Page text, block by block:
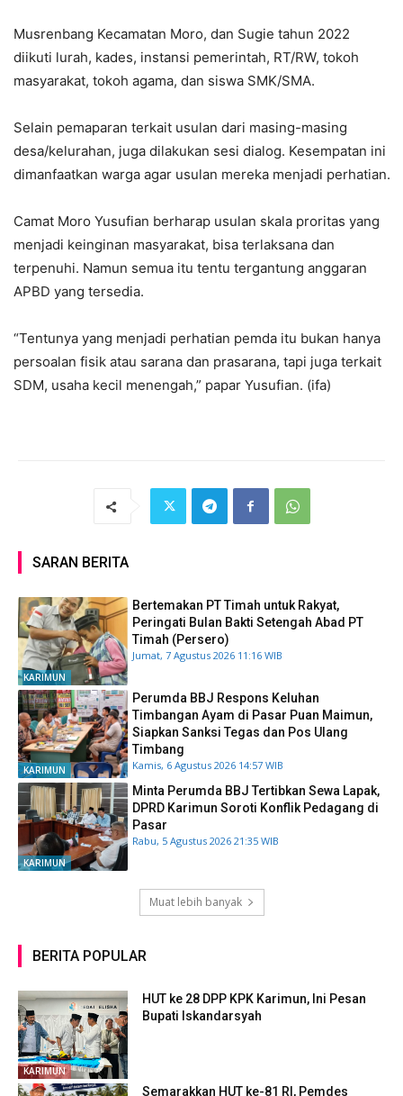
Musrenbang Kecamatan Moro, dan Sugie tahun 2022
diikuti lurah, kades, instansi pemerintah, RT/RW, tokoh
masyarakat, tokoh agama, dan siswa SMK/SMA.
Selain pemaparan terkait usulan dari masing-masing
desa/kelurahan, juga dilakukan sesi dialog. Kesempatan ini
dimanfaatkan warga agar usulan mereka menjadi perhatian.
Camat Moro Yusufian berharap usulan skala proritas yang
menjadi keinginan masyarakat, bisa terlaksana dan
terpenuhi. Namun semua itu tentu tergantung anggaran
APBD yang tersedia.
“Tentunya yang menjadi perhatian pemda itu bukan hanya
persoalan fisik atau sarana dan prasarana, tapi juga terkait
SDM, usaha kecil menengah,” papar Yusufian. (ifa)
SARAN BERITA
KARIMUN
Bertemakan PT Timah untuk Rakyat,
Peringati Bulan Bakti Setengah Abad PT
Timah (Persero)
Jumat, 7 Agustus 2026 11:16 WIB
KARIMUN
Perumda BBJ Respons Keluhan
Timbangan Ayam di Pasar Puan Maimun,
Siapkan Sanksi Tegas dan Pos Ulang
Timbang
Kamis, 6 Agustus 2026 14:57 WIB
KARIMUN
Minta Perumda BBJ Tertibkan Sewa Lapak,
DPRD Karimun Soroti Konflik Pedagang di
Pasar
Rabu, 5 Agustus 2026 21:35 WIB
Muat lebih banyak
BERITA POPULAR
KARIMUN
HUT ke 28 DPP KPK Karimun, Ini Pesan
Bupati Iskandarsyah
Semarakkan HUT ke-81 RI, Pemdes